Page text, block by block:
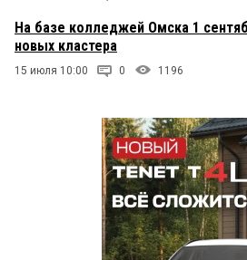
На базе колледжей Омска 1
новых кластера
15 июля 10:00 0 1196